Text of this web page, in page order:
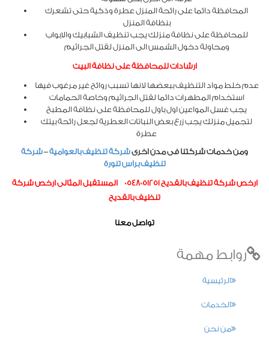
المحافظة دائما على رائحة المنزل عطرة وذكية حتى تشعرك
بنظافة المنزل
للمحافظة على نظافة منزلك يجب تنظيف الشبابيك والابواب
ومحاولة دخول الشمس الى المنزل لقتل الجراثيم
ارشادات للمحافظة على نظافة البيت
عدم خلط مواد التنظيف ببعضها لانها تسبب روائح غير مرغوب فيها
استخدام المطهرات دائما لقتل الجراثيم وخاصة الحمامات
يجب غسل المواعين اول باول للمحافظة على نظافة المطبخ
لتجميل منزلك يجب زرع بعض النباتات العطرية لجعل رائحة بيتك
عطرة
ومن خدمات شركتنا فى مدن اخرىشركة تنظيف بالعوامية–شركة
تنظيف براس تنورة
ارخص شركة تنظيف بالقديح 0548051251 المستقبل المثالىارخص شركة
تنظيف بالقديح
تواصل معنا
روابط مهمة
الرئيسية
الخدمات
من نحن